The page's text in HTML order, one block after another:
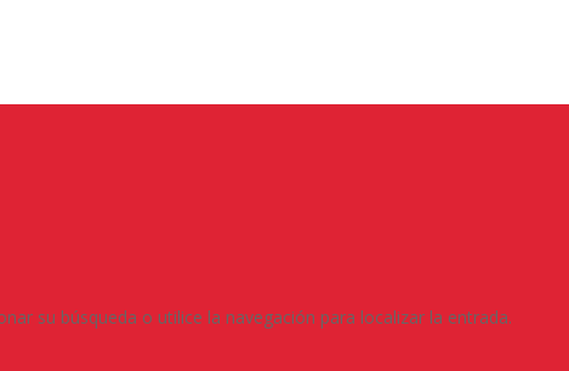
su búsqueda o utilice la navegación para localizar la entrada.